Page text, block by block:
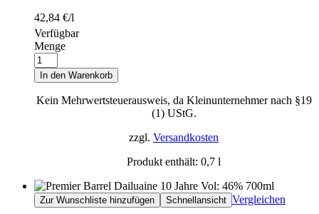
42,84 €/l
Verfügbar
Menge
In den Warenkorb
Kein Mehrwertsteuerausweis, da Kleinunternehmer nach §19
(1) UStG.
zzgl. Versandkosten
Produkt enthält: 0,7 l
Zur Wunschliste hinzufügen Schnellansicht Vergleichen